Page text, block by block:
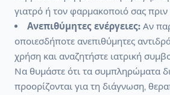
γιατρό ή τον φαρμακοποιό σας
Ανεπιθύμητες ενέργειες: Αν
οποιεσδήποτε ανεπιθύμητες
χρήση και αναζητήστε ιατρική
Να θυμάστε ότι τα συμπληρώματα
προορίζονται για τη διάγνωση,